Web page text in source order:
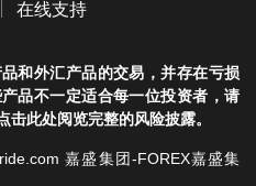
在线支持
和外汇产品的交易，并存在亏损
品不一定适合每一位投资者，请
此处阅览完整的风险披露。
嘉盛集团-FOREX嘉盛集